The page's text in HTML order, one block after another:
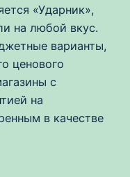
«Ударник»,
на любой вкус.
варианты,
ценового
с
на
в качестве